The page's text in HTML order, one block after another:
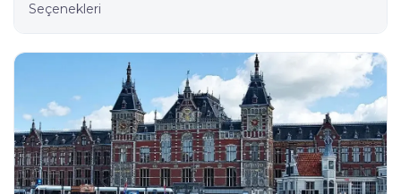
Seçenekleri